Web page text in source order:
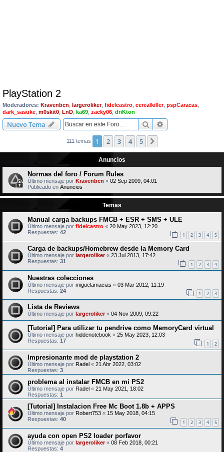
PlayStation 2
Moderadores: Kravenbcn largeroliker, fidelcastro cerealkiller, pspCaracas
dark_sasuke m0skit0 LnD ka69 zacky06 driKton
Nuevo Tema Buscar
111 temas 1 2 3 4 5
Anuncios
Normas del foro / Forum Rules
Último mensaje por Kravenbcn « 02 Sep 2009, 04:01
Publicado en Anuncios
Temas
Manual carga backups FMCB + ESR + SMS + ULE
Último mensaje por fidelcastro « 20 May 2023, 12:20
Respuestas: 42 1 2 3 4 5
Carga de backups/Homebrew desde la Memory Card
Último mensaje por largeroliker« 23 Jul 2013, 17:42
Respuestas: 31 1 2 3 4
Nuestras colecciones
Último mensaje por miguelamacias « 03 Mar 2012, 11:19
Respuestas: 24 1 2 3
Lista de Reviews
Último mensaje por largeroliker« 04 Nov 2009, 09:22
[Tutorial] Para utilizar tu pendrive como MemoryCard virtual
Último mensaje por hiddenotebook « 25 May 2023, 12:03
Respuestas: 17 1 2
Impresionante mod de playstation 2
Último mensaje por Radel « 21 Abr 2022, 03:02
Respuestas: 3
problema al instalar FMCB en mi PS2
Último mensaje por Radel « 21 May 2021, 18:02
Respuestas: 1
[Tutorial] Instalacion Free Mc Boot 1.8b + APPS
Último mensaje por Robert753 « 15 May 2018, 04:15
Respuestas: 40 1 2 3 4 5
ayuda con open PS2 loader porfavor
Último mensaje por largeroliker« 08 Feb 2018, 00:21
Respuestas: 4